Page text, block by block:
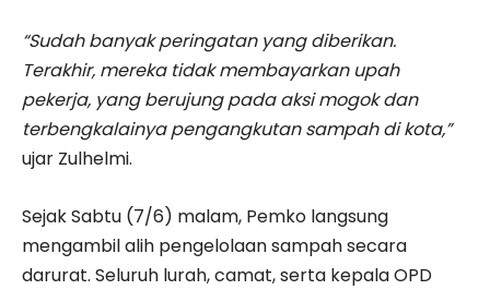
“Sudah banyak peringatan yang diberikan.
Terakhir, mereka tidak membayarkan upah
pekerja, yang berujung pada aksi mogok dan
terbengkalainya pengangkutan sampah di kota,”
ujar Zulhelmi.
Sejak Sabtu (7/6) malam, Pemko langsung
mengambil alih pengelolaan sampah secara
darurat. Seluruh lurah, camat, serta kepala OPD